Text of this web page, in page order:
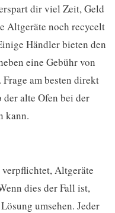
dir viel Zeit, Geld
Altgeräte noch recycelt
Händler bieten den
eine Gebühr von
am besten direkt
der alte Ofen bei der
kann.
Altgeräte
dies der Fall ist,
umsehen. Jeder